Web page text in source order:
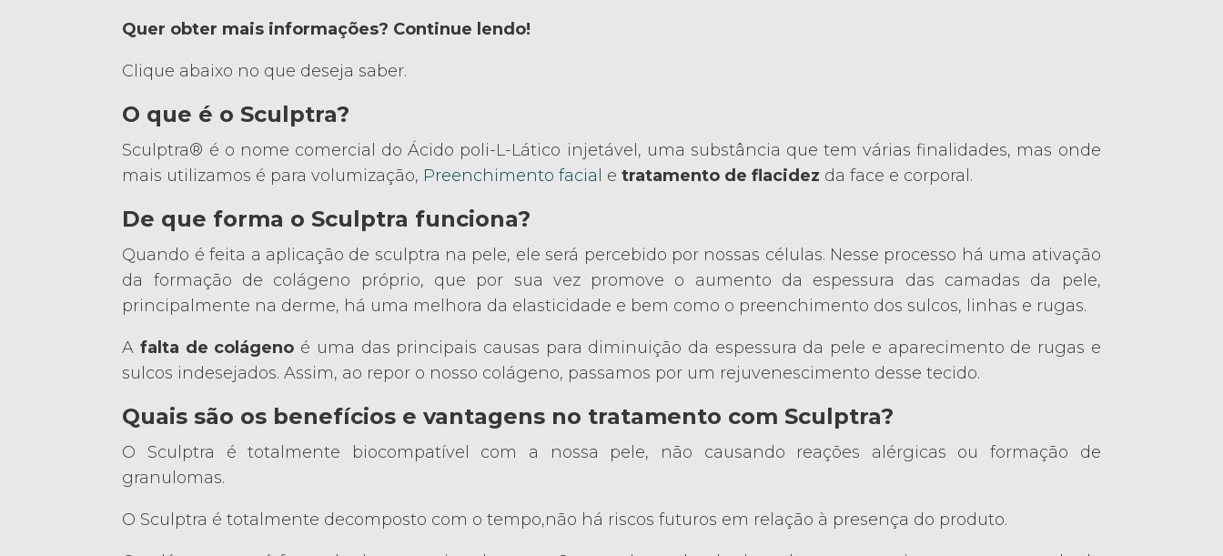
Quer obter mais informações? Continue lendo!
Clique abaixo no que deseja saber.
O que é o Sculptra?
Sculptra® é o nome comercial do Ácido poli-L-Lático injetável, uma substância que tem várias finalidades, mas onde
mais utilizamos é para volumização, Preenchimento facial etratamento de flacidez da face e corporal.
De que forma o Sculptra funciona?
Quando é feita a aplicação de sculptra na pele, ele será percebido por nossas células. Nesse processo há uma ativação
da formação de colágeno próprio, que por sua vez promove o aumento da espessura das camadas da pele,
principalmente na derme, há uma melhora da elasticidade e bem como o preenchimento dos sulcos, linhas e rugas.
Afalta de colágeno é uma das principais causas para diminuição da espessura da pele e aparecimento de rugas e
sulcos indesejados. Assim, ao repor o nosso colágeno, passamos por um rejuvenescimento desse tecido.
Quais são os benefícios e vantagens no tratamento com Sculptra?
O Sculptra é totalmente biocompatível com a nossa pele, não causando reações alérgicas ou formação de
granulomas.
O Sculptra é totalmente decomposto com o tempo,não há riscos futuros em relação à presença do produto.